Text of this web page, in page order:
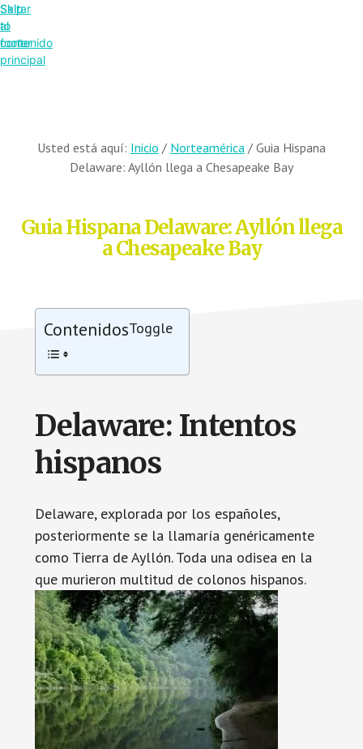
Saltar
al
contenido
principal
Skip
to
footer
Usted está aquí: Inicio / Norteamérica / Guia Hispana
Delaware: Ayllón llega a Chesapeake Bay
Guia Hispana Delaware: Ayllón llega
a Chesapeake Bay
ContenidosToggle
Delaware: Intentos
hispanos
Delaware, explorada por los españoles,
posteriormente se la llamaría genéricamente
como Tierra de Ayllón. Toda una odisea en la
que murieron multitud de colonos hispanos.